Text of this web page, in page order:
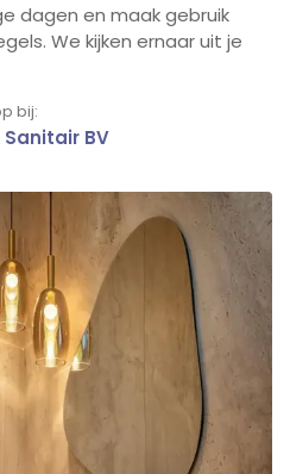
dagen en maak gebruik
We kijken ernaar uit je
bij:
BV